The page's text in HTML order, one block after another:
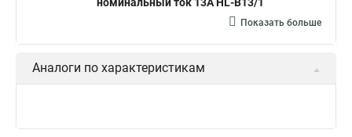
Показать больше
Аналоги по характеристикам